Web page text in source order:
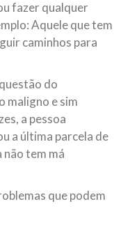
fazer qualquer
Aquele que tem
caminhos para
do
maligno e sim
a pessoa
a última parcela de
não tem má
que podem